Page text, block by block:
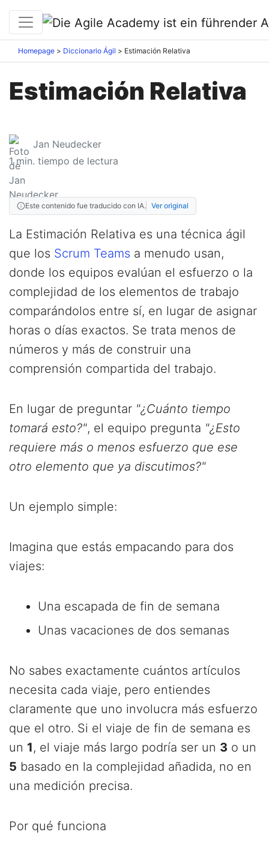
Homepage Diccionario Ágil Estimación Relativa
Estimación Relativa
Jan Neudecker
1 min. tiempo de lectura
Este contenido fue traducido con IA. Ver original
La Estimación Relativa es una técnica ágil
que los Scrum Teams a menudo usan,
donde los equipos evalúan el esfuerzo o la
complejidad de los elementos de trabajo
comparándolos entre sí, en lugar de asignar
horas o días exactos. Se trata menos de
números y más de construir una
comprensión compartida del trabajo.
En lugar de preguntar "¿Cuánto tiempo
tomará esto?", el equipo pregunta "¿Esto
requiere más o menos esfuerzo que ese
otro elemento que ya discutimos?"
Un ejemplo simple:
Imagina que estás empacando para dos
viajes:
Una escapada de fin de semana
Unas vacaciones de dos semanas
No sabes exactamente cuántos artículos
necesita cada viaje, pero entiendes
claramente que uno involucra más esfuerzo
que el otro. Si el viaje de fin de semana es
un 1, el viaje más largo podría ser un 3 o un
5 basado en la complejidad añadida, no en
una medición precisa.
Por qué funciona